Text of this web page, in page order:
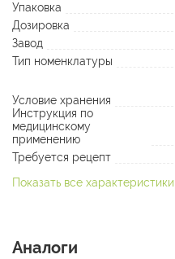
Упаковка
Дозировка
Завод
Тип номенклатуры
Условие хранения
Инструкция по
медицинскому
применению
Требуется рецепт
Показать все характеристики
Аналоги